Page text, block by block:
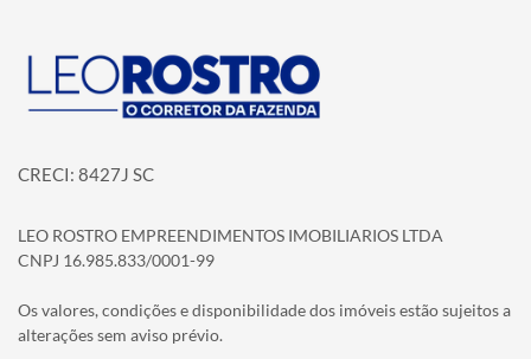
Página inicial
CRECI: 8427J SC
LEO ROSTRO EMPREENDIMENTOS IMOBILIARIOS LTDA
CNPJ 16.985.833/0001-99
Os valores, condições e disponibilidade dos imóveis estão sujeitos a
alterações sem aviso prévio.